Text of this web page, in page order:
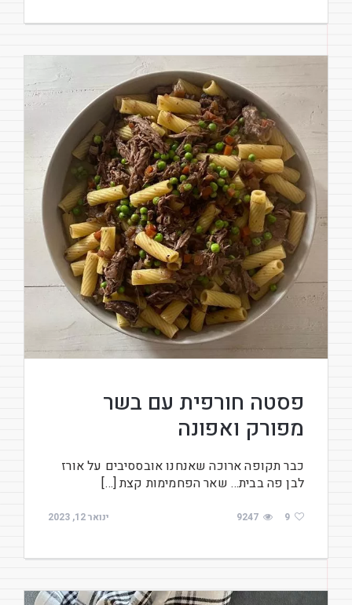
פסטה חורפית עם בשר
מפורק ואפונה
כבר תקופה ארוכה שאנחנו אובססיבים על אורז
לבן פה בבית… שאר הפחמימות קצת […]
ינואר 12, 2023 9247 9